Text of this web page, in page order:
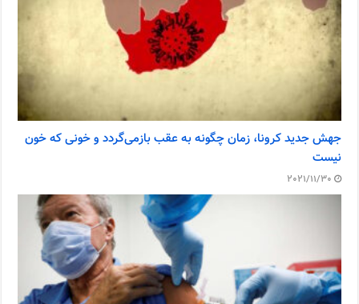
جهش جدید کرونا، زمان چگونه به عقب بازمی‌گردد و خونی که خون
نیست
2021/11/30